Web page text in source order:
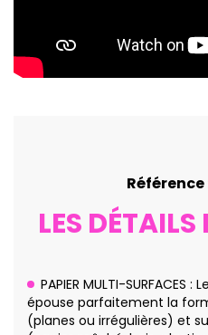
LES
PAPIER MULTI-SURFACES
épouse parfaitement la
(planes ou irrégulières) et